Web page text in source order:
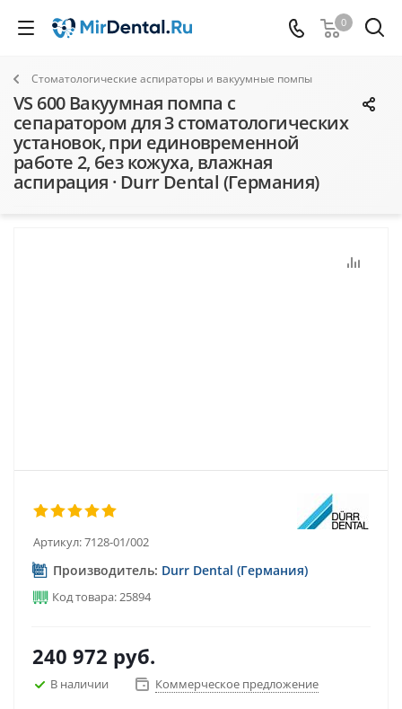
0
Стоматологические аспираторы и вакуумные помпы
VS 600 Вакуумная помпа с
сепаратором для 3 стоматологических
установок, при единовременной
работе 2, без кожуха, влажная
аспирация · Durr Dental (Германия)
Артикул:7128-01/002
Производитель: Durr Dental (Германия)
Код товара: 25894
240 972 руб.
В наличии Коммерческое предложение